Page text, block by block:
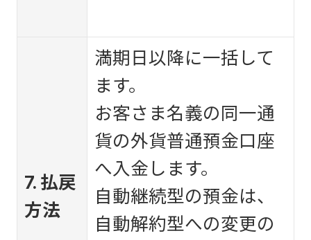
7. 払戻
方法
満期日以降に一括して
ます。
お客さま名義の同一通
貨の外貨普通預金口座
へ入金します。
自動継続型の預金は、
自動解約型への変更の